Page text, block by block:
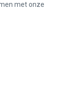
met onze